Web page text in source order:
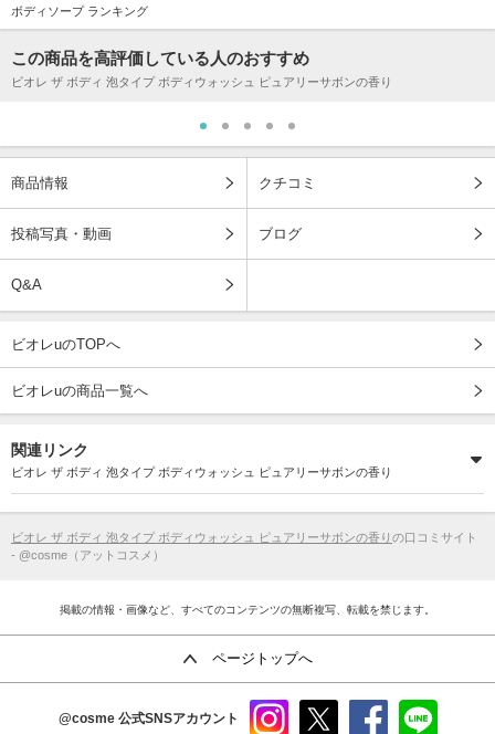
ボディソープ ランキング
この商品を高評価している人のおすすめ
ビオレ ザ ボディ 泡タイプ ボディウォッシュ ピュアリーサボンの香り
商品情報 クチコミ
投稿写真・動画 ブログ
Q&A
ビオレuのTOPへ
ビオレuの商品一覧へ
関連リンク
ビオレ ザ ボディ 泡タイプ ボディウォッシュ ピュアリーサボンの香り
ビオレ ザ ボディ 泡タイプ ボディウォッシュ ピュアリーサボンの香り の口コミサイト
- @cosme（アットコスメ）
掲載の情報・画像など、すべてのコンテンツの無断複写、転載を禁じます。
ページトップへ
@cosme 公式SNSアカウント